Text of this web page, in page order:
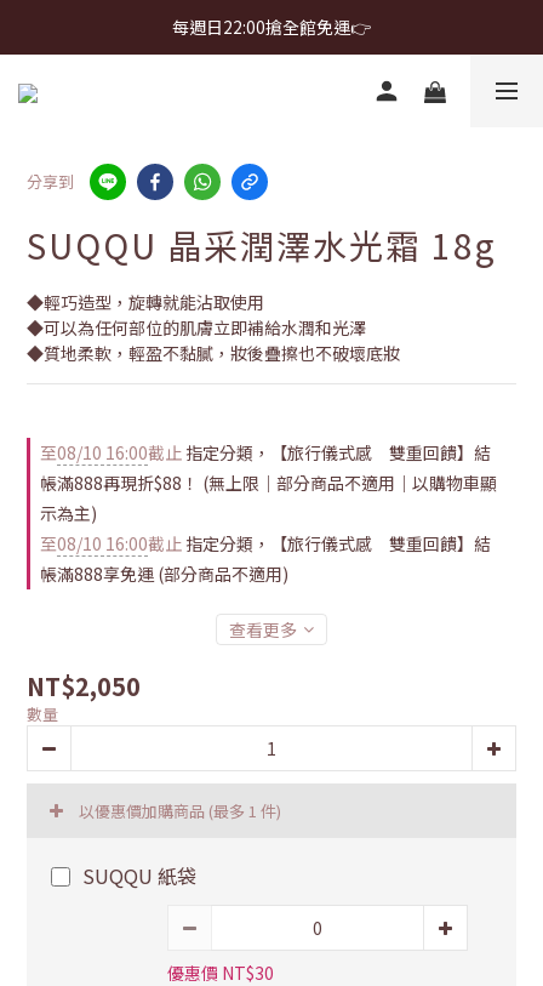
首購免運 $499 起 ＋ 加 LINE 領 $300 折價券 ➤
每週日22:00搶全館免運👉
首購免運 $499 起 ＋ 加 LINE 領 $300 折價券 ➤
分享到
SUQQU 晶采潤澤水光霜 18g
◆輕巧造型，旋轉就能沾取使用
◆可以為任何部位的肌膚立即補給水潤和光澤
◆質地柔軟，輕盈不黏膩，妝後疊擦也不破壞底妝
至08/10 16:00截止 指定分類，【旅行儀式感 雙重回饋】結
帳滿888再現折$88！ (無上限｜部分商品不適用｜以購物車顯
示為主)
至08/10 16:00截止 指定分類，【旅行儀式感 雙重回饋】結
帳滿888享免運 (部分商品不適用)
查看更多
NT$2,050
數量
以優惠價加購商品 (最多 1 件)
SUQQU 紙袋
優惠價 NT$30